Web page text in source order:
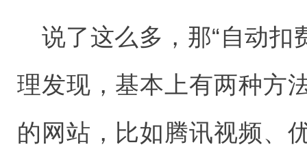
说了这么多，那“自动扣
理发现，基本上有两种方
的网站，比如腾讯视频、